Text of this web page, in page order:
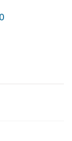
via X -
via
nieuwsbericht
dit